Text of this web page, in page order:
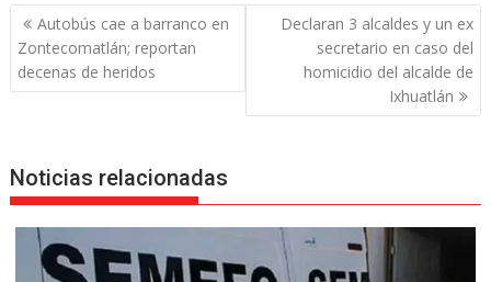
Navegación
de
entradas
Autobús cae a barranco en
Zontecomatlán; reportan
decenas de heridos
Declaran 3 alcaldes y un ex
secretario en caso del
homicidio del alcalde de
Ixhuatlán
Noticias relacionadas